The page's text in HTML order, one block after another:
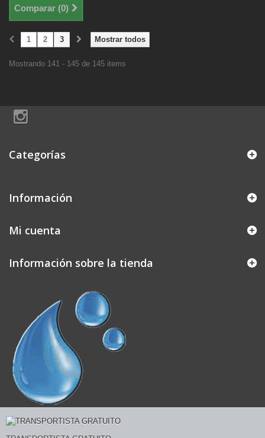
Comparar (0)
Mostrar todos
1 2 3
Mostrando 141 - 145 de 145 items
Categorías
Información
Mi cuenta
Información sobre la tienda